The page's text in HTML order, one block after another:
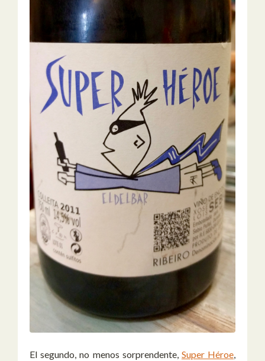
El segundo, no menos sorprendente, Super Héroe,